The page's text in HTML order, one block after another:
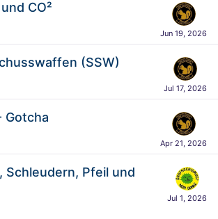
CO²
(SSW)
Gotcha
Schleudern, Pfeil und